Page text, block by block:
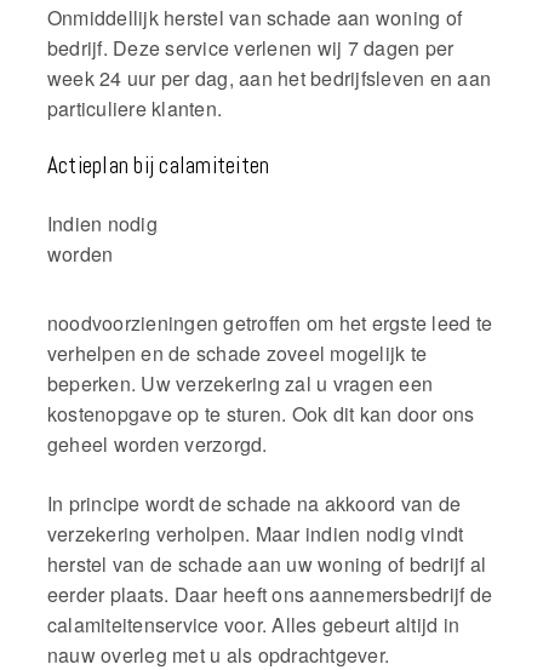
Onmiddellijk herstel van schade aan woning of
bedrijf. Deze service verlenen wij 7 dagen per
week 24 uur per dag, aan het bedrijfsleven en aan
particuliere klanten.
Actieplan bij calamiteiten
Indien nodig
worden
noodvoorzieningen getroffen om het ergste leed te
verhelpen en de schade zoveel mogelijk te
beperken. Uw verzekering zal u vragen een
kostenopgave op te sturen. Ook dit kan door ons
geheel worden verzorgd.
In principe wordt de schade na akkoord van de
verzekering verholpen. Maar indien nodig vindt
herstel van de schade aan uw woning of bedrijf al
eerder plaats. Daar heeft ons aannemersbedrijf de
calamiteitenservice voor. Alles gebeurt altijd in
nauw overleg met u als opdrachtgever.